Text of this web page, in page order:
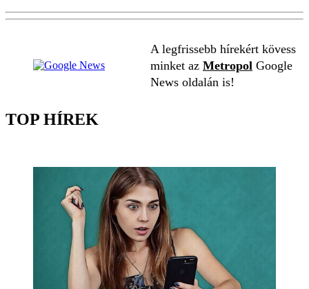
A legfrissebb hírekért kövess
minket az Metropol Google
News oldalán is!
TOP HÍREK